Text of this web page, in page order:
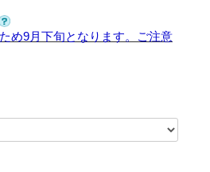
め9月下旬となります。ご注意